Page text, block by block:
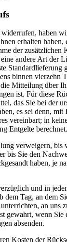
widerrufen, haben
erhalten haben,
der zusätzlichen
eine andere Art der
Standardlieferung
binnen vierzehn
Mitteilung über
ist. Für diese
das Sie bei der
es sei denn, mit
vereinbart; in
Entgelte berechnet.
verweigern, bis
bis Sie den
haben, je
und in
dem Tag, an dem
an uns
gewahrt, wenn
absenden.
Kosten der